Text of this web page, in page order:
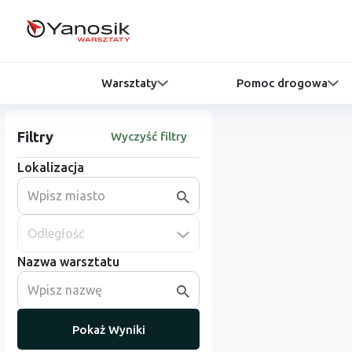
Warsztaty Pomoc drogowa
Filtry Wyczyść filtry
Lokalizacja
Odległość
Nazwa warsztatu
Pokaż Wyniki